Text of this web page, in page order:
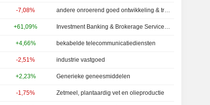
-7,08% andere onroerend goed ontwikkeling & transacties
+61,09% Investment Banking & Brokerage Services - Andere
+4,66% bekabelde telecommunicatiediensten
-2,51% industrie vastgoed
+2,23% Generieke geneesmiddelen
-1,75% Zetmeel, plantaardig vet en olieproductie